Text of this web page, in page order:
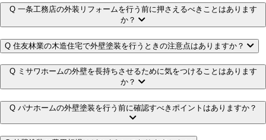
Q 一条工務店の外装リフォームを行う前に押さえるべきことはあります
か？
Q 住友林業の木造住宅で外壁塗装を行うときの注意点はありますか？
Q ミサワホームの外壁を長持ちさせるために気をつけることはあります
か？
Q パナホームの外壁塗装を行う前に確認すべきポイントはありますか？